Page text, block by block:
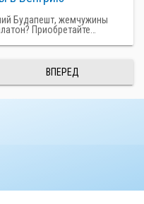
Будапешт, жемчужины
Приобретайте…
ВПЕРЕД